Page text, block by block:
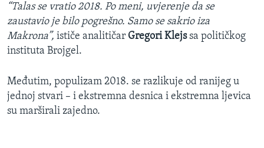
“Talas se vratio 2018. Po meni, uvjerenje da se
zaustavio je bilo pogrešno. Samo se sakrio iza
Makrona”, ističe analitičar Gregori Klejssa političkog
instituta Brojgel.
Međutim, populizam 2018. se razlikuje od ranijeg u
jednoj stvari – i ekstremna desnica i ekstremna ljevica
su marširali zajedno.